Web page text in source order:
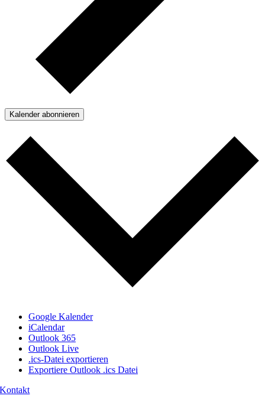
Kalender abonnieren
Google Kalender
iCalendar
Outlook 365
Outlook Live
.ics-Datei exportieren
Exportiere Outlook .ics Datei
Kontakt